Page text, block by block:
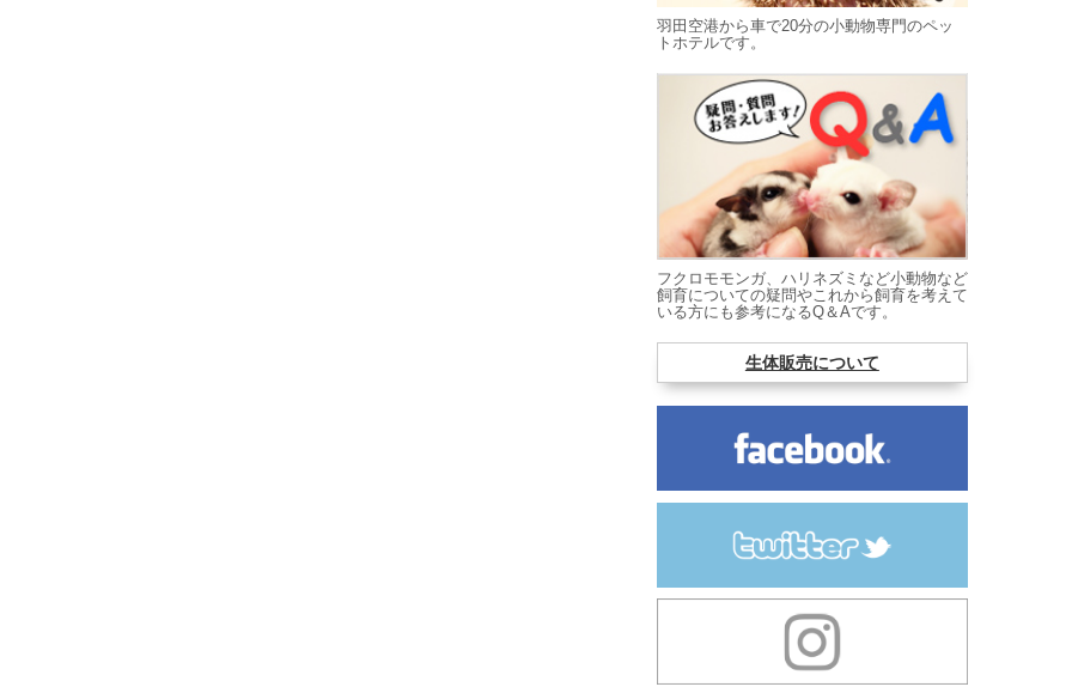
羽田空港から車で20分の小動物専門のペッ
トホテルです。
フクロモモンガ、ハリネズミなど小動物など
飼育についての疑問やこれから飼育を考えて
いる方にも参考になるQ＆Aです。
生体販売について